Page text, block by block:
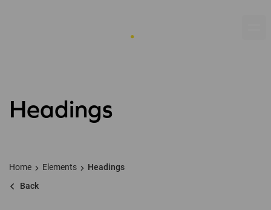
Headings
Home Elements
Headings
Back